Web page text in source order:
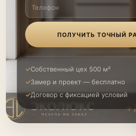
ПОЛУЧИТЬ ТОЧНЫЙ
Собственный цех 500 м²
Замер и проект — бесплатно
Договор с фиксацией условий